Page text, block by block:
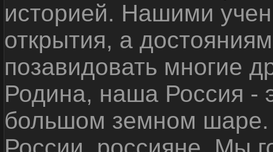
историей. Нашими
открытия, а
позавидовать многие
Родина, наша Россия -
большом земном